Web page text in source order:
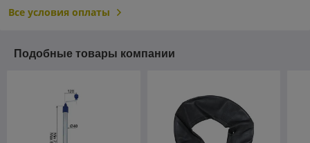
Все условия оплаты
Подобные товары компании